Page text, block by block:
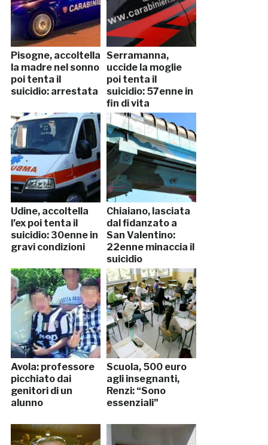
Pisogne, accoltella
la madre nel sonno
poi tenta il
suicidio: arrestata
Serramanna,
uccide la moglie
poi tenta il
suicidio: 57enne in
fin di vita
Udine, accoltella
l’ex poi tenta il
suicidio: 30enne in
gravi condizioni
Chiaiano, lasciata
dal fidanzato a
San Valentino:
22enne minaccia il
suicidio
Avola: professore
picchiato dai
genitori di un
alunno
Scuola, 500 euro
agli insegnanti,
Renzi: “Sono
essenziali”